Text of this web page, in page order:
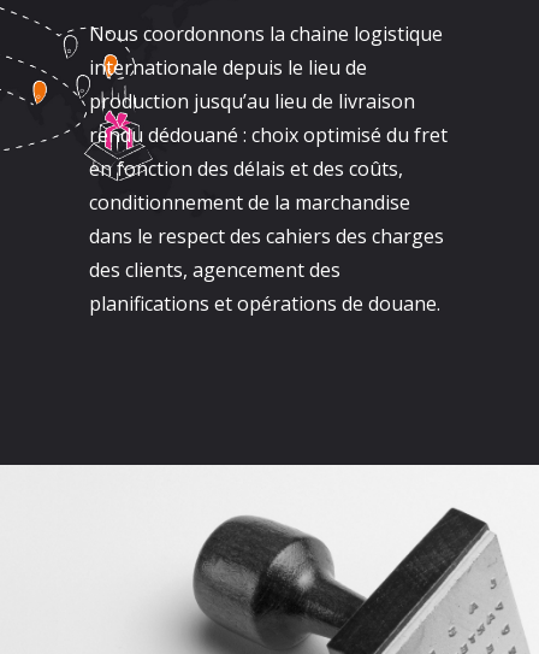
Nous coordonnons la chaine logistique
internationale depuis le lieu de
production jusqu’au lieu de livraison
rendu dédouané : choix optimisé du fret
en fonction des délais et des coûts,
conditionnement de la marchandise
dans le respect des cahiers des charges
des clients, agencement des
planifications et opérations de douane.